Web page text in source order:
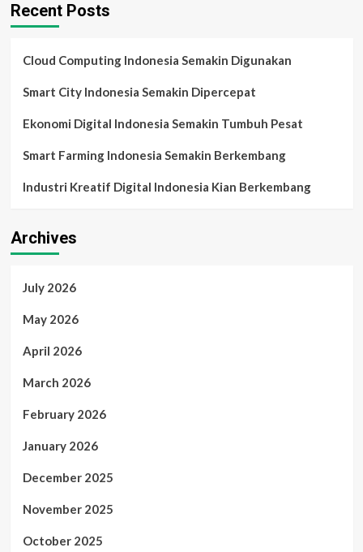
Transformasi
Recent Posts
Cloud Computing Indonesia Semakin Digunakan
Smart City Indonesia Semakin Dipercepat
Ekonomi Digital Indonesia Semakin Tumbuh Pesat
Smart Farming Indonesia Semakin Berkembang
Industri Kreatif Digital Indonesia Kian Berkembang
Archives
July 2026
May 2026
April 2026
March 2026
February 2026
January 2026
December 2025
November 2025
October 2025